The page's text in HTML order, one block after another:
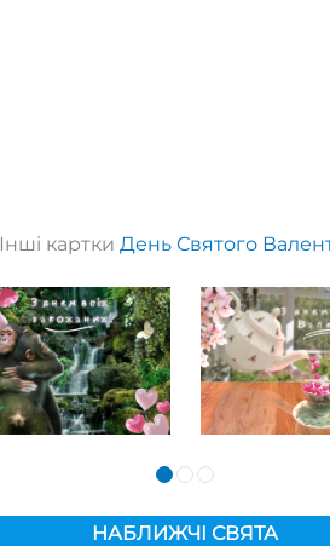
Інші картки День Святого
НАБЛИЖЧІ СВЯТА